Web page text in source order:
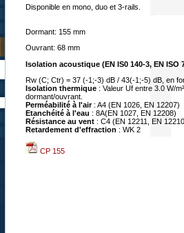
Disponible en mono, duo et 3-rails.
Dormant: 155 mm
Ouvrant: 68 mm
Isolation acoustique (EN IS0 140-3, EN ISO
Rw (C; Ctr) = 37 (-1;-3) dB / 43(-1;-5) dB, en
Isolation thermique : Valeur Uf entre 3.0 W/
dormant/ouvrant.
Perméabilité à l'air: A4 (EN 1026, EN 12207)
Etanchéité à l'eau : 8A(EN 1027, EN 12208)
Résistance au vent : C4 (EN 12211, EN
Retardement d'effraction : WK 2
CP 155